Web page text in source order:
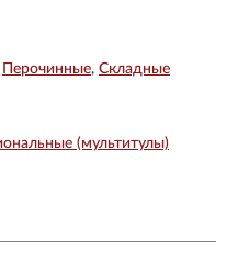
Перочинные Складные
(мультитулы)